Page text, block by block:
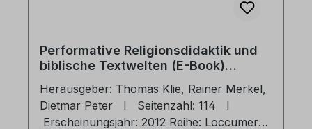
Performative Religionsdidaktik und
biblische Textwelten (E-Book)
Loccumer Impulse 3
Herausgeber: Thomas Klie, Rainer Merkel,
Dietmar Peter I Seitenzahl: 114 I
Erscheinungsjahr: 2012 Reihe: Loccumer